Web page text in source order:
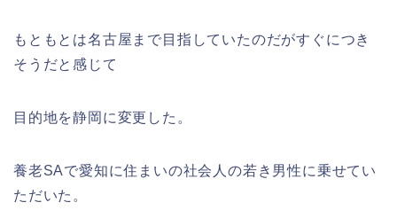
もともとは名古屋まで目指していたのだがすぐにつき
そうだと感じて
目的地を静岡に変更した。
養老SAで愛知に住まいの社会人の若き男性に乗せてい
ただいた。